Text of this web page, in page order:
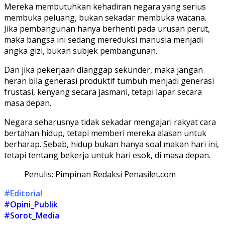
Mereka membutuhkan kehadiran negara yang serius
membuka peluang, bukan sekadar membuka wacana.
Jika pembangunan hanya berhenti pada urusan perut,
maka bangsa ini sedang mereduksi manusia menjadi
angka gizi, bukan subjek pembangunan.
Dan jika pekerjaan dianggap sekunder, maka jangan
heran bila generasi produktif tumbuh menjadi generasi
frustasi, kenyang secara jasmani, tetapi lapar secara
masa depan.
Negara seharusnya tidak sekadar mengajari rakyat cara
bertahan hidup, tetapi memberi mereka alasan untuk
berharap. Sebab, hidup bukan hanya soal makan hari ini,
tetapi tentang bekerja untuk hari esok, di masa depan.
Penulis: Pimpinan Redaksi Penasilet.com
#Editorial
#Opini_Publik
#Sorot_Media